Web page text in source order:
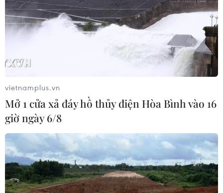
Sở hữu trí tuệ
Quy định sử dụng
RSS
Hỗ trợ
TTXVN
Dịch vụ tin
Quảng cáo
Giấy phép số: 1374/GP-BTTTT do Bộ Thông tin và Truyền thông
cấp ngày 11/9/2008.
Quảng cáo: Phó TBT Nguyễn Thị Tám: 093.5958688, Email:
tamvna@gmail.com
Điện thoại: (024) 39411349 - (024) 39411348, Fax: (024)
39411348
vietnamplus.vn
Mở 1 cửa xả đáy hồ thủy điện Hòa Bình vào 16
giờ ngày 6/8